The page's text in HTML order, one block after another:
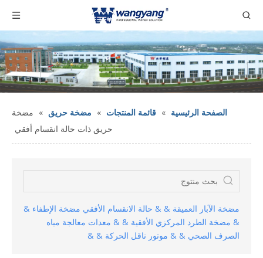
الصفحة الرئيسية » قائمة المنتجات » مضخة حريق » مضخة
حريق ذات حالة انقسام أفقي
مضخة الآبار العميقة & & حالة الانقسام الأفقي مضخة الإطفاء &
& مضخة الطرد المركزي الأفقية & & معدات معالجة مياه
الصرف الصحي & & موتور ناقل الحركة & &